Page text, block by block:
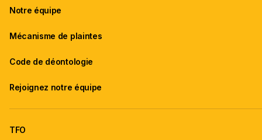
Notre équipe
Mécanisme de plaintes
Code de déontologie
Rejoignez notre équipe
TFO